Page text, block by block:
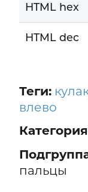
HTML hex
HTML dec
Теги:
влево
пальцы